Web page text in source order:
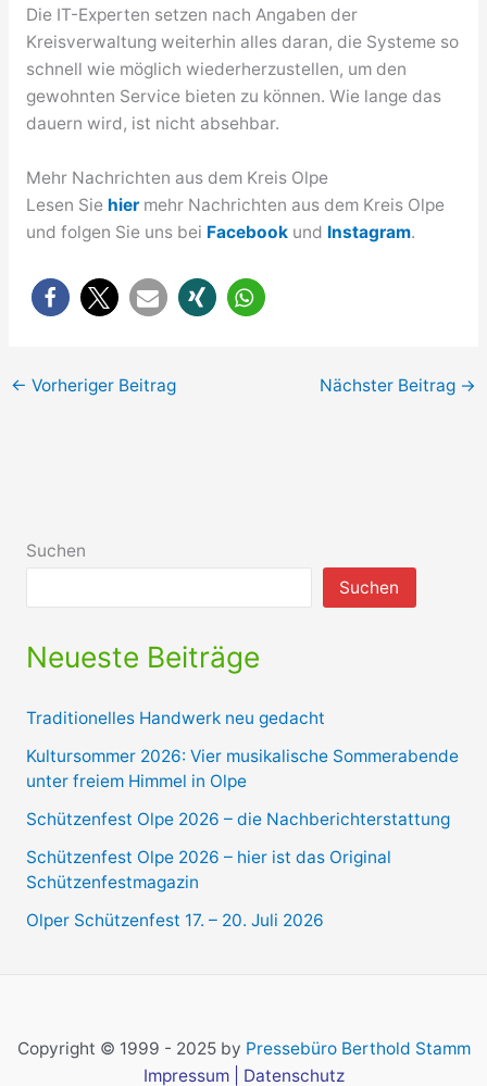
Die IT-Experten setzen nach Angaben der
Kreisverwaltung weiterhin alles daran, die Systeme so
schnell wie möglich wiederherzustellen, um den
gewohnten Service bieten zu können. Wie lange das
dauern wird, ist nicht absehbar.
Mehr Nachrichten aus dem Kreis Olpe
Lesen Sie hiermehr Nachrichten aus dem Kreis Olpe
und folgen Sie uns bei Facebookund Instagram.
← Vorheriger Beitrag Nächster Beitrag →
Suchen
Suchen
Neueste Beiträge
Traditionelles Handwerk neu gedacht
Kultursommer 2026: Vier musikalische Sommerabende
unter freiem Himmel in Olpe
Schützenfest Olpe 2026 – die Nachberichterstattung
Schützenfest Olpe 2026 – hier ist das Original
Schützenfestmagazin
Olper Schützenfest 17. – 20. Juli 2026
Copyright © 1999 - 2025 by Pressebüro Berthold Stamm
Impressum| Datenschutz